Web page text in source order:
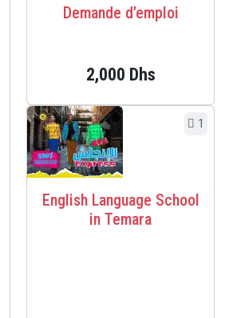
Demande d’emploi
2,000 Dhs
1
English Language School
in Temara